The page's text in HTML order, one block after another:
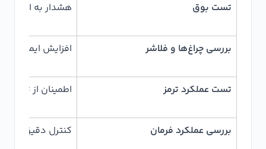
تست بوق هشدار به افراد
بررسی چراغ‌ها و فلاشر افزایش ایمنی
تست عملکرد ترمز اطمینان از توقف
بررسی عملکرد فرمان کنترل دقیق